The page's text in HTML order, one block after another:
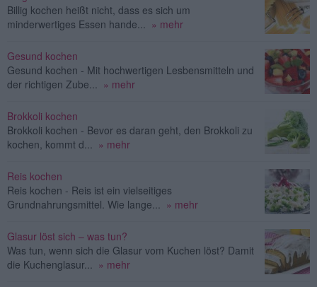
Billig kochen heißt nicht, dass es sich um
minderwertiges Essen hande...
» mehr
Gesund kochen
Gesund kochen - Mit hochwertigen Lesbensmitteln und
der richtigen Zube...
» mehr
Brokkoli kochen
Brokkoli kochen - Bevor es daran geht, den Brokkoli zu
kochen, kommt d...
» mehr
Reis kochen
Reis kochen - Reis ist ein vielseitiges
Grundnahrungsmittel. Wie lange...
» mehr
Glasur löst sich – was tun?
Was tun, wenn sich die Glasur vom Kuchen löst? Damit
die Kuchenglasur...
» mehr